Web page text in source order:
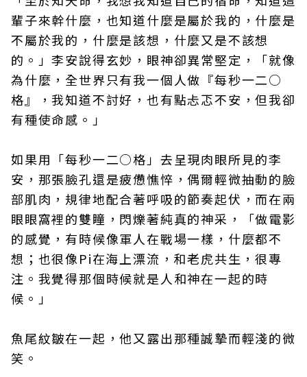
輩子來幹什麼，也知道什麼是屬於我的，什麼是
不屬於我的，什麼是該想，什麼又是不該想
的。」李安說得玄妙，眼神卻異常堅定，「就像
為什麼，全世界只有我一個人做『每秒一二○
格』，我知道不討好，也有點忐忑不安，但我卻
有種使命感。」
如果用「每秒一二○格」去呈現肉眼所見的李
安，那張臉孔還是疲憊憔悴，偶爾輕微抽動的臉
部肌肉，規律地配合著呼吸的節奏起伏，而在兩
眼眼窩裡的雙瞳，閃爍著純真的神采，「做電影
的感覺，有時候像軍人在戰場一樣，什麼都不
想；也很像Pi在海上漂流，和老虎共生，很專
注。我覺得那個時候就是人和神在一起的時
候。」
魚尾紋皺在一起，他又露出那種誠摯而輕淺的微
笑。